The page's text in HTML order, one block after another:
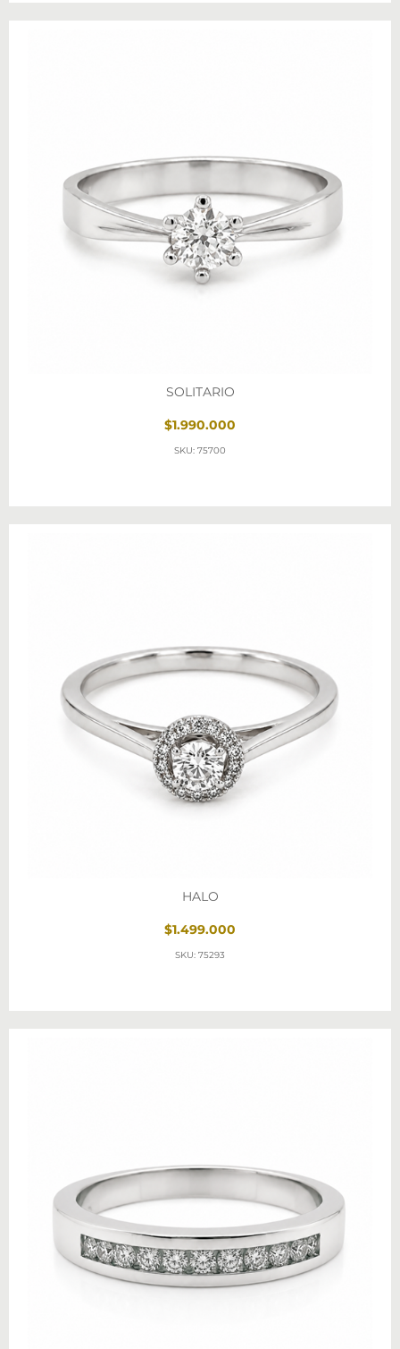
SOLITARIO
$1.990.000
SKU: 75700
HALO
$1.499.000
SKU: 75293